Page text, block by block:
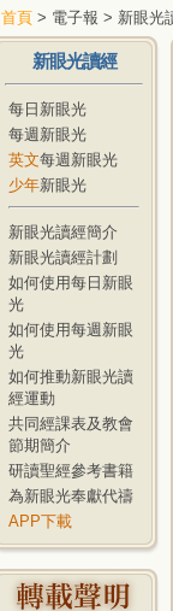
首頁 > 電子報 > 新眼光
新眼光讀經
每日新眼光
每週新眼光
英文每週新眼光
少年新眼光
新眼光讀經簡介
新眼光讀經計劃
如何使用每日新眼
光
如何使用每週新眼
光
如何推動新眼光讀
經運動
共同經課表及教會
節期簡介
研讀聖經參考書籍
為新眼光奉獻代禱
APP下載